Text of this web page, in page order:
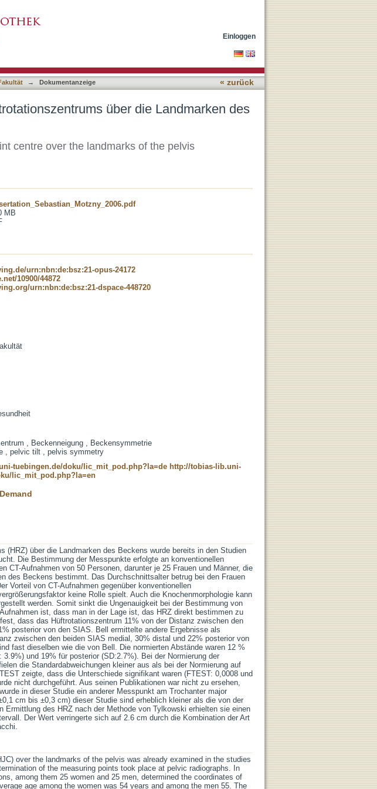
Einloggen
→ Dokumentanzeige « zurück
über die Landmarken des
centre over the landmarks of the pelvis
MB
urn:nbn:de:bsz:21-opus-24172
10900/44872
urn:nbn:de:bsz:21-dspace-448720
, Beckenneigung , Beckensymmetrie
, pelvic tilt , pelvis symmetry
tuebingen.de/doku/lic_mit_pod.php?la=de http://tobias-lib.uni-
lic_mit_pod.php?la=en
(HRZ) über die Landmarken des Beckens wurde bereits in den Studien
Die Bestimmung der Messpunkte erfolgte an konventionellen
CT-Aufnahmen von 50 Personen, darunter je 25 Frauen und Männer, die
des Beckens bestimmt. Das Durchschnittsalter betrug bei den Frauen
Vorteil von CT-Aufnahmen gegenüber konventionellen
keine Rolle spielt. Auch die Knochenmorphologie kann
werden. Somit sinkt die Ungenauigkeit bei der Bestimmung von
ist, dass man in der Lage ist, das HRZ direkt bestimmen zu
dass das Hüftrotationszentrum 11% von der Distanz zwischen den
posterior von den SIAS. Bell ermittelte andere Ergebnisse als
zwischen den beiden SIAS medial, 30% distal und 22% posterior von
fast dieselben wie die von Bell. Die normierten Abstände waren 12 %
und 19% für posterior (SD:2.7%). Bei der Normierung der
die Standardabweichungen kleiner aus als bei der Normierung auf
zeigte, dass die Unterschiede signifikant waren (FTEST: 0,0008 und
nicht durchgeführt. Aus seinen Publikationen war nicht zu ersehen,
in dieser Studie ein anderer Messpunkt am Trochanter major
cm bis ±0,3 cm) dieser Studie sind erheblich kleiner als die von der
Ermittlung des HRZ nach der Methode von Tylkowski erhielten sie einen
Der Wert verringerte sich auf 2.6 cm durch die Kombination der Art
over the landmarks of the pelvis was already examined in the studies
of the measuring points took place at pelvic radiographs. In
among them 25 women and 25 men, determined the coordinates of
age among the women was 54 years and among the men 55. The